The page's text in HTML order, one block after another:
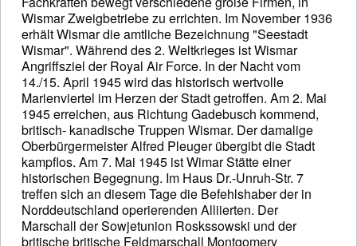
Wismar Zweigbetriebe zu errichten. Im November 1936
erhält Wismar die amtliche Bezeichnung "Seestadt
Wismar". Während des 2. Weltkrieges ist Wismar
Angriffsziel der Royal Air Force. In der Nacht vom
14./15. April 1945 wird das historisch wertvolle
Marienviertel im Herzen der Stadt getroffen. Am 2. Mai
1945 erreichen, aus Richtung Gadebusch kommend,
britisch- kanadische Truppen Wismar. Der damalige
Oberbürgermeister Alfred Pleuger übergibt die Stadt
kampflos. Am 7. Mai 1945 ist Wimar Stätte einer
historischen Begegnung. Im Haus Dr.-Unruh-Str. 7
treffen sich an diesem Tage die Befehlshaber der in
Norddeutschland operierenden Alliierten. Der
Marschall der Sowjetunion Roskssowski und der
britische britische Feldmarschall Montgomery